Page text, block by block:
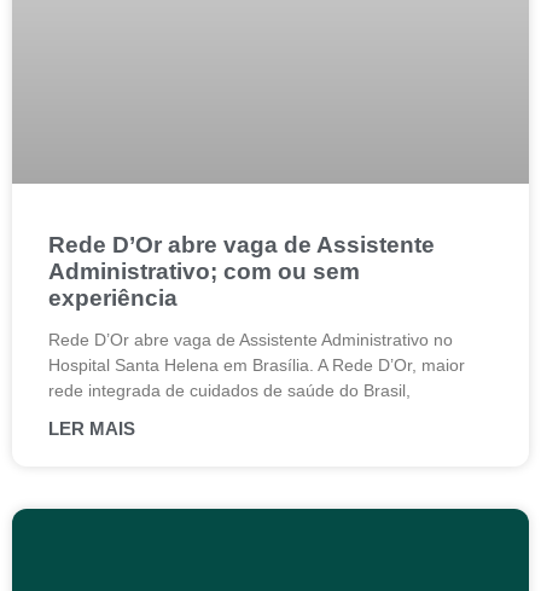
Rede D’Or abre vaga de Assistente
Administrativo; com ou sem
experiência
Rede D’Or abre vaga de Assistente Administrativo no
Hospital Santa Helena em Brasília. A Rede D’Or, maior
rede integrada de cuidados de saúde do Brasil,
LER MAIS